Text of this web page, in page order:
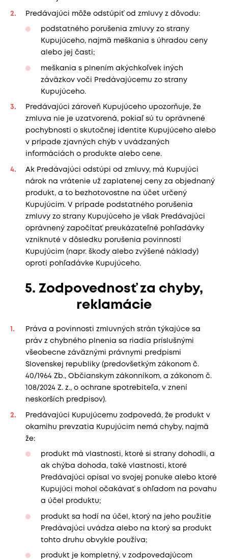
Predávajúci môže odstúpiť od zmluvy z dôvodu:
podstatného porušenia zmluvy zo strany
Kupujúceho, najmä meškania s úhradou ceny
alebo jej časti;
meškania s plnením akýchkoľvek iných
záväzkov voči Predávajúcemu zo strany
Kupujúceho.
Predávajúci zároveň Kupujúceho upozorňuje, že
zmluva nie je uzatvorená, pokiaľ sú tu oprávnené
pochybnosti o skutočnej identite Kupujúceho alebo
v prípade zjavných chýb v uvádzaných
informáciách o produkte alebo cene.
Ak Predávajúci odstúpi od zmluvy, má Kupujúci
nárok na vrátenie už zaplatenej ceny za objednaný
produkt, a to bezhotovostne na účet určený
Kupujúcim. V prípade podstatného porušenia
zmluvy zo strany Kupujúceho je však Predávajúci
oprávnený započítať preukázateľné pohľadávky
vzniknuté v dôsledku porušenia povinností
Kupujúcim (napr. škody alebo zvýšené náklady)
oproti pohľadávke Kupujúceho.
5. Zodpovednosť za chyby,
reklamácie
Práva a povinnosti zmluvných strán týkajúce sa
práv z chybného plnenia sa riadia príslušnými
všeobecne záväznými právnymi predpismi
Slovenskej republiky (predovšetkým zákonom č.
40/1964 Zb., Občianskym zákonníkom, a zákonom č.
108/2024 Z. z., o ochrane spotrebiteľa, v znení
neskorších predpisov).
Predávajúci Kupujúcemu zodpovedá, že produkt v
okamihu prevzatia Kupujúcim nemá chyby, najmä
že:
produkt má vlastnosti, ktoré si strany dohodli, a
ak chýba dohoda, také vlastnosti, ktoré
Predávajúci opísal vo svojej ponuke alebo ktoré
Kupujúci mohol očakávať s ohľadom na povahu
a účel produktu;
produkt sa hodí na účel, ktorý na jeho použitie
Predávajúci uvádza alebo na ktorý sa produkt
tohto druhu obvykle používa;
produkt je kompletný, v zodpovedajúcom